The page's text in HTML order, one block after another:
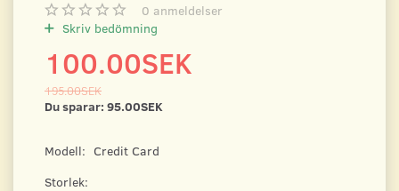
0 anmeldelser
Skriv bedömning
100.00SEK
195.00SEK
Du sparar: 95.00SEK
Modell: Credit Card
Storlek: